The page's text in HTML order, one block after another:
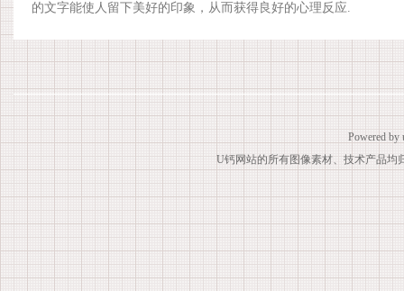
的文字能使人留下美好的印象，从而获得良好的心理反应.
Powered by
U钙网站的所有图像素材、技术产品均